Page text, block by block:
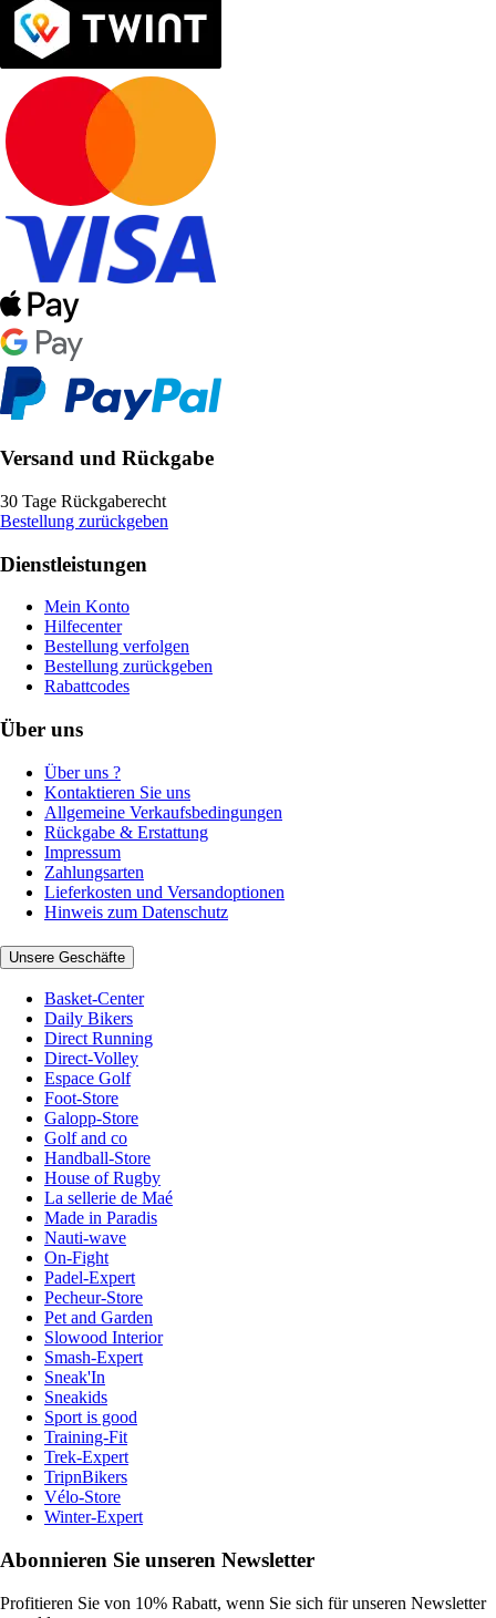
Versand und Rückgabe
30 Tage Rückgaberecht
Bestellung zurückgeben
Dienstleistungen
Mein Konto
Hilfecenter
Bestellung verfolgen
Bestellung zurückgeben
Rabattcodes
Über uns
Über uns ?
Kontaktieren Sie uns
Allgemeine Verkaufsbedingungen
Rückgabe & Erstattung
Impressum
Zahlungsarten
Lieferkosten und Versandoptionen
Hinweis zum Datenschutz
Unsere Geschäfte
Basket-Center
Daily Bikers
Direct Running
Direct-Volley
Espace Golf
Foot-Store
Galopp-Store
Golf and co
Handball-Store
House of Rugby
La sellerie de Maé
Made in Paradis
Nauti-wave
On-Fight
Padel-Expert
Pecheur-Store
Pet and Garden
Slowood Interior
Smash-Expert
Sneak'In
Sneakids
Sport is good
Training-Fit
Trek-Expert
TripnBikers
Vélo-Store
Winter-Expert
Abonnieren Sie unseren Newsletter
Profitieren Sie von 10% Rabatt, wenn Sie sich für unseren Newsletter